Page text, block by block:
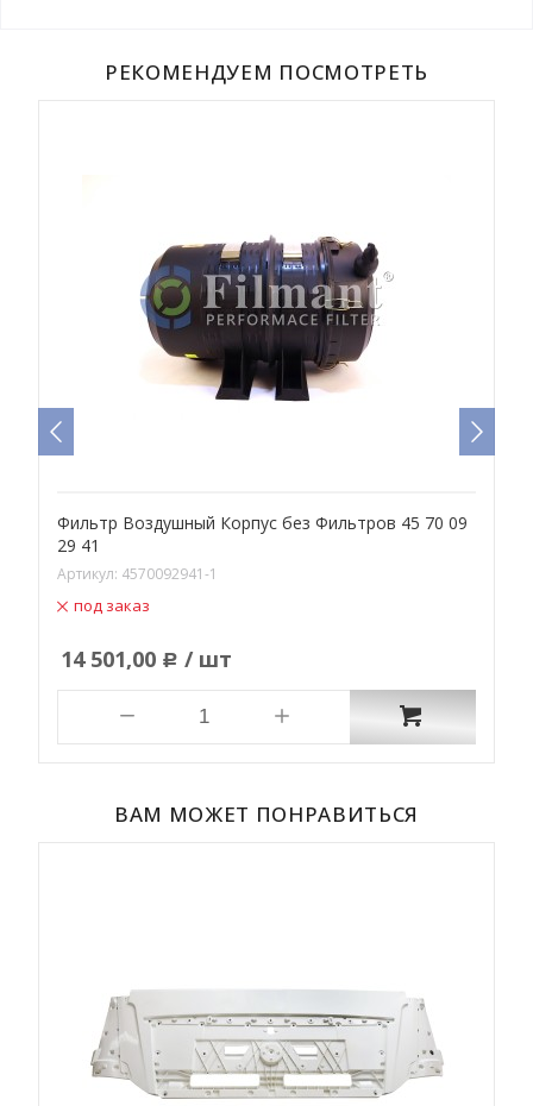
РЕКОМЕНДУЕМ ПОСМОТРЕТЬ
Фильтр Воздушный Корпус без Фильтров 45 70 09
29 41
Артикул: 4570092941-1
под заказ
14 501,00 Р / шт
ВАМ МОЖЕТ ПОНРАВИТЬСЯ